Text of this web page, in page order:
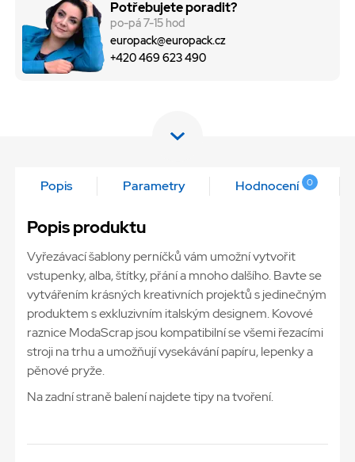
Potřebujete poradit?
po-pá 7-15 hod
europack@europack.cz
+420 469 623 490
Popis Parametry Hodnocení 0
Popis produktu
Vyřezávací šablony perníčků vám umožní vytvořit
vstupenky, alba, štítky, přání a mnoho dalšího. Bavte se
vytvářením krásných kreativních projektů s jedinečným
produktem s exkluzivním italským designem. Kovové
raznice ModaScrap jsou kompatibilní se všemi řezacími
stroji na trhu a umožňují vysekávání papíru, lepenky a
pěnové pryže.
Na zadní straně balení najdete tipy na tvoření.